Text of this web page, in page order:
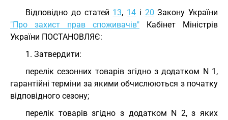
Відповідно до статей 13, 14 і 20 Закону України
"Про захист прав споживачів" Кабінет Міністрів
України ПОСТАНОВЛЯЄ:
1. Затвердити:
перелік сезонних товарів згідно з додатком N 1,
гарантійні терміни за якими обчислюються з початку
відповідного сезону;
перелік товарів згідно з додатком N 2, з яких